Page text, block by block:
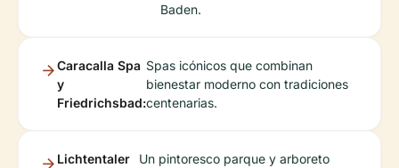
Baden.
Caracalla Spa
y
Friedrichsbad:
Spas icónicos que combinan
bienestar moderno con tradiciones
centenarias.
Lichtentaler
Un pintoresco parque y arboreto